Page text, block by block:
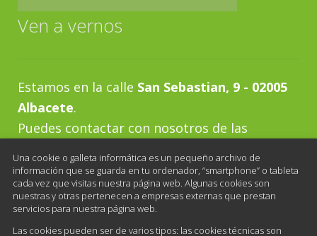
Ven a vernos
Estamos en la calle San Sebastian, 9 - 02005
Albacete.
Puedes contactar con nosotros de las
Teléfono:967 21 83 94
Horario al público:
De lunes a viernes de 10:00 a 13:30 y de 16:30
Una cookie o galleta informática es un pequeño archivo de
información que se guarda en tu ordenador, “smartphone” o tableta
cada vez que visitas nuestra página web. Algunas cookies son
nuestras y otras pertenecen a empresas externas que prestan
servicios para nuestra página web.
Las cookies pueden ser de varios tipos: las cookies técnicas son